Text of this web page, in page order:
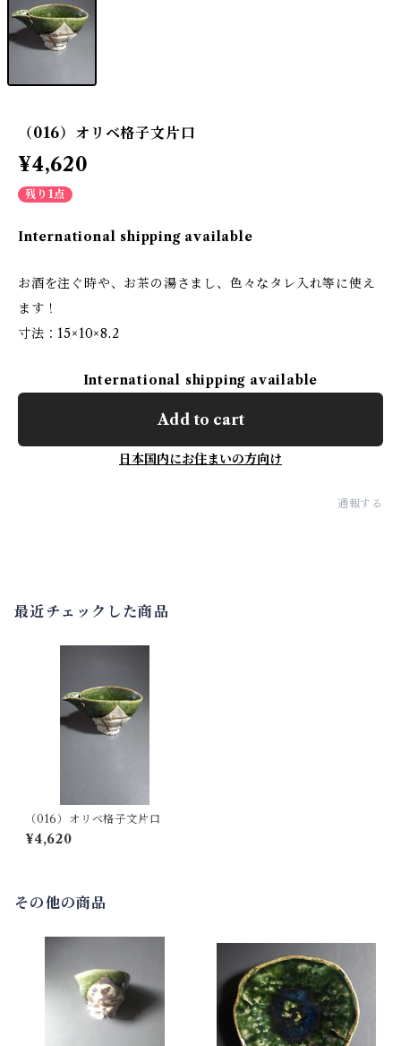
（016）オリベ格子文片口
¥4,620
残り1点
International shipping available
お酒を注ぐ時や、お茶の湯さまし、色々なタレ入れ等に使え
ます！
寸法：15×10×8.2
International shipping available
Add to cart
日本国内にお住まいの方向け
通報する
最近チェックした商品
（016）オリベ格子文片口
¥4,620
その他の商品